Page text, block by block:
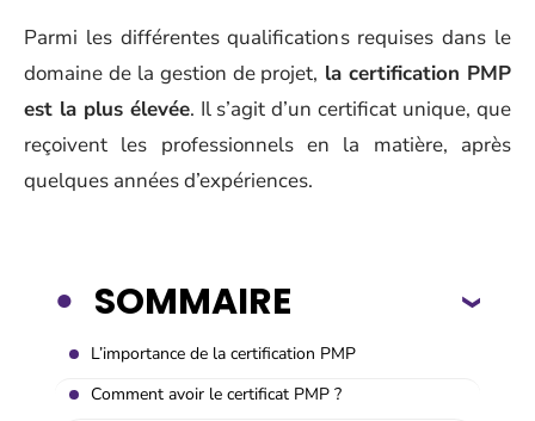
Parmi les différentes qualifications requises dans le
domaine de la gestion de projet, la certification PMP
est la plus élevée. Il s’agit d’un certificat unique, que
reçoivent les professionnels en la matière, après
quelques années d’expériences.
SOMMAIRE
L’importance de la certification PMP
Comment avoir le certificat PMP ?